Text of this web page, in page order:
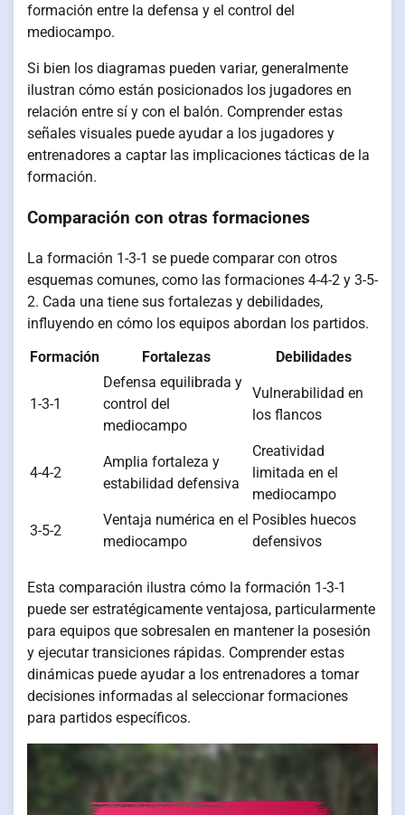
formación entre la defensa y el control del
mediocampo.
Si bien los diagramas pueden variar, generalmente
ilustran cómo están posicionados los jugadores en
relación entre sí y con el balón. Comprender estas
señales visuales puede ayudar a los jugadores y
entrenadores a captar las implicaciones tácticas de la
formación.
Comparación con otras formaciones
La formación 1-3-1 se puede comparar con otros
esquemas comunes, como las formaciones 4-4-2 y 3-5-
2. Cada una tiene sus fortalezas y debilidades,
influyendo en cómo los equipos abordan los partidos.
Formación
Fortalezas Debilidades
1-3-1
Defensa equilibrada y
control del
mediocampo
Vulnerabilidad en
los flancos
4-4-2
Amplia fortaleza y
estabilidad defensiva
Creatividad
limitada en el
mediocampo
3-5-2
Ventaja numérica en el
mediocampo
Posibles huecos
defensivos
Esta comparación ilustra cómo la formación 1-3-1
puede ser estratégicamente ventajosa, particularmente
para equipos que sobresalen en mantener la posesión
y ejecutar transiciones rápidas. Comprender estas
dinámicas puede ayudar a los entrenadores a tomar
decisiones informadas al seleccionar formaciones
para partidos específicos.